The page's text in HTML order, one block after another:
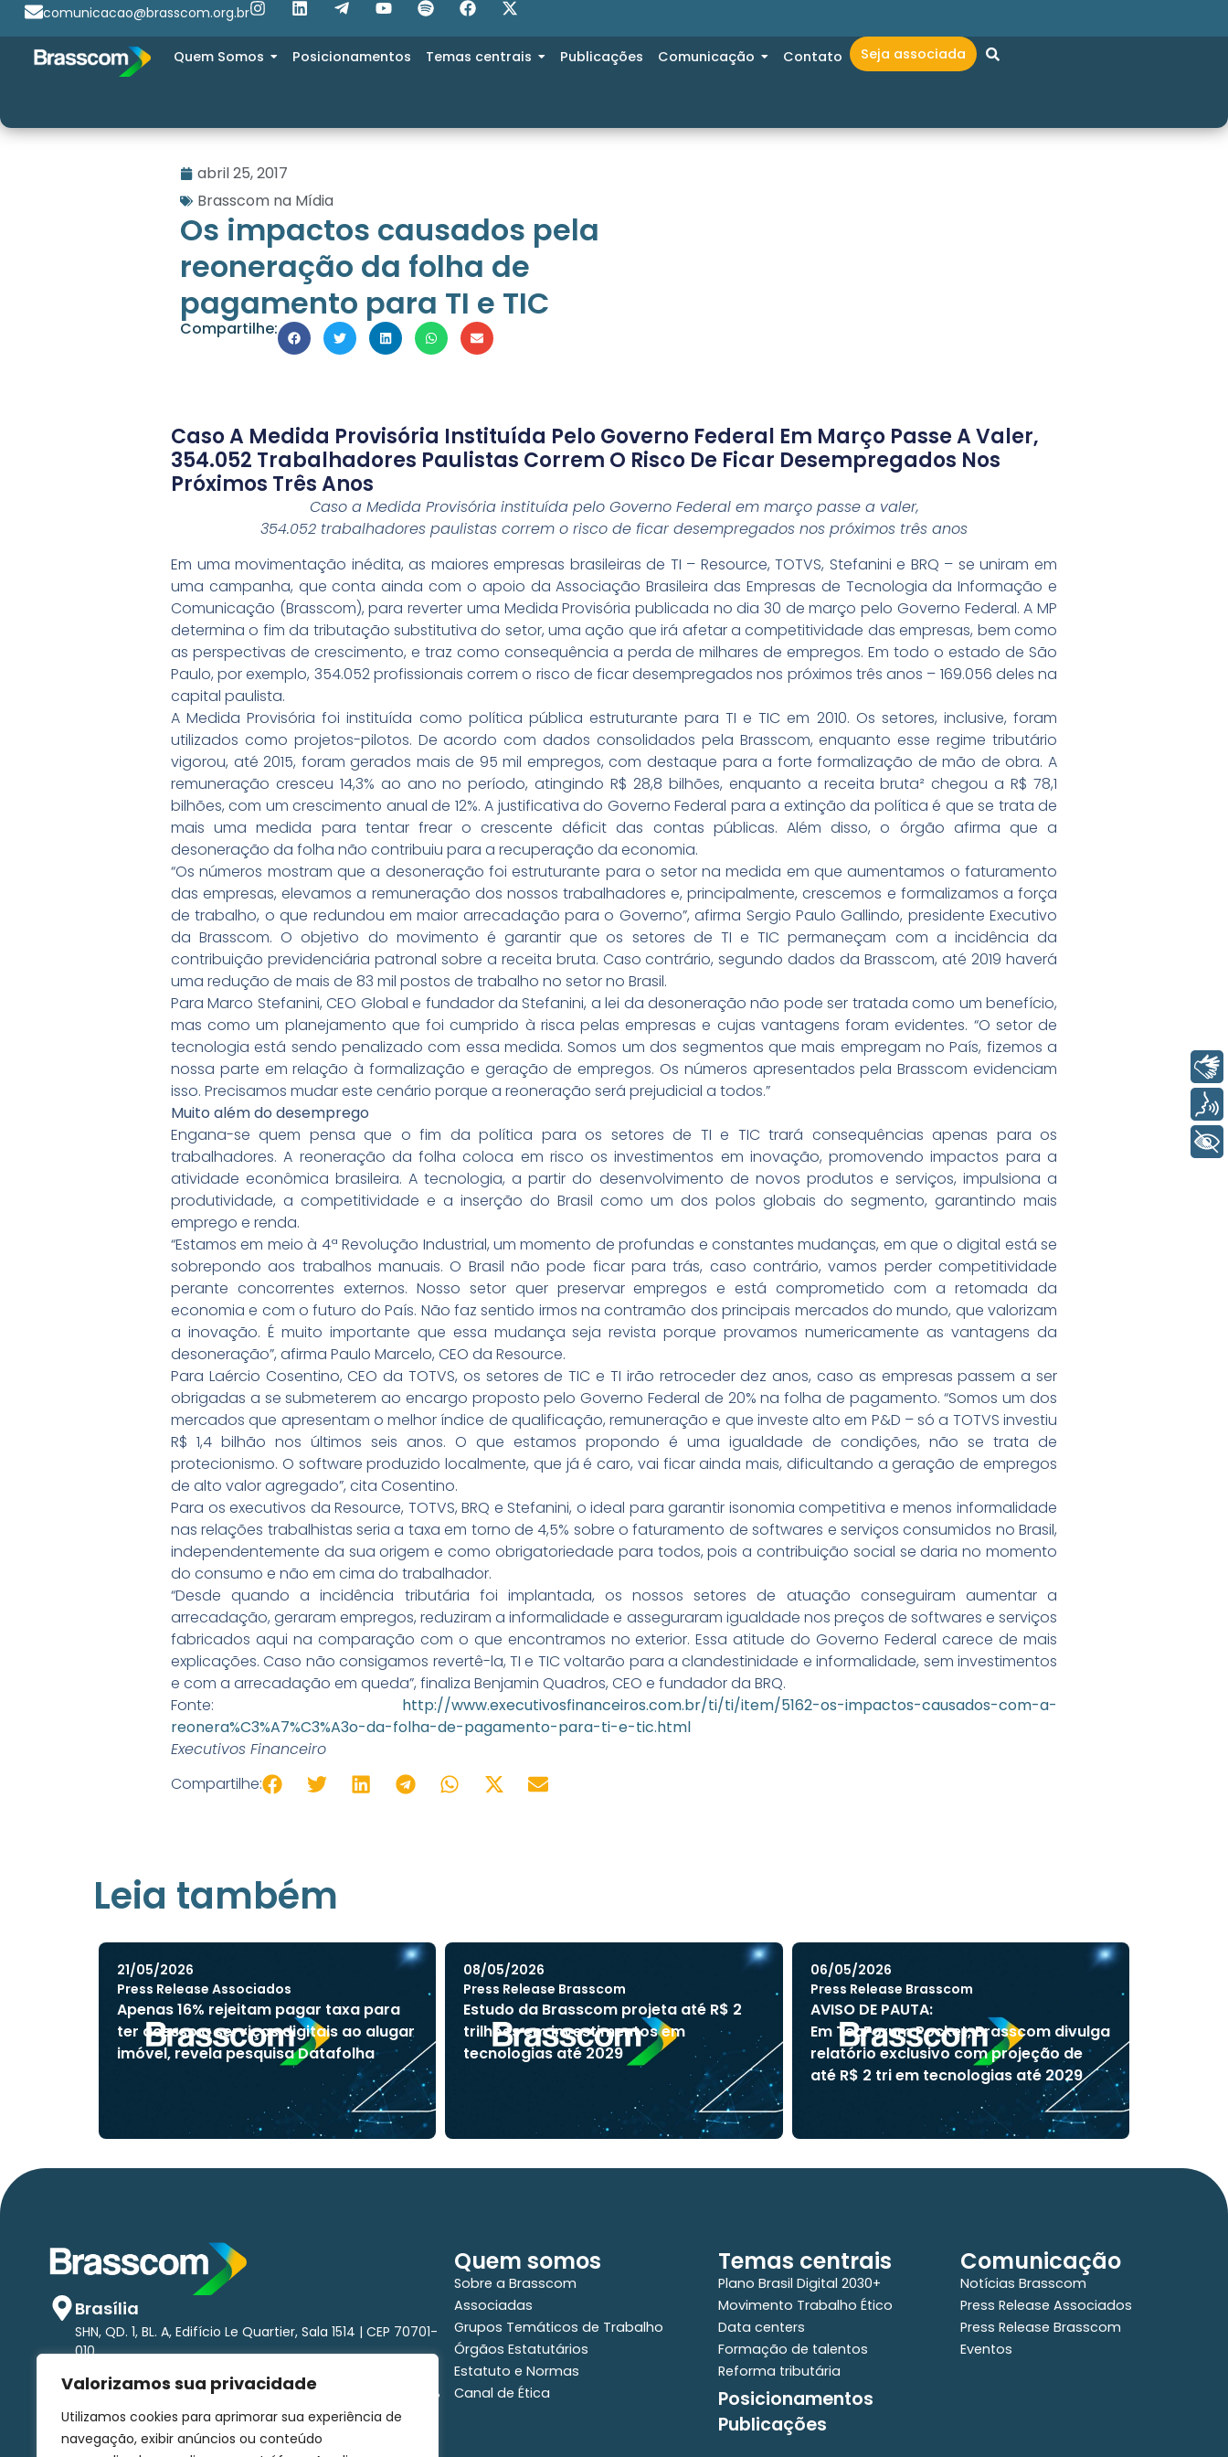
Valorizamos sua privacidade
Utilizamos cookies para aprimorar sua experiência de
navegação, exibir anúncios ou conteúdo
comunicacao@brasscom.org.br
Quem Somos Posicionamentos Temas centrais Publicações Comunicação Contato Seja associada
abril 25, 2017
Brasscom na Mídia
Os impactos causados pela
reoneração da folha de
pagamento para TI e TIC
Compartilhe:
Caso A Medida Provisória Instituída Pelo Governo Federal Em Março Passe A Valer,
354.052 Trabalhadores Paulistas Correm O Risco De Ficar Desempregados Nos
Próximos Três Anos
Caso a Medida Provisória instituída pelo Governo Federal em março passe a valer,
354.052 trabalhadores paulistas correm o risco de ficar desempregados nos próximos três anos
Em uma movimentação inédita, as maiores empresas brasileiras de TI – Resource, TOTVS, Stefanini e BRQ – se uniram em
uma campanha, que conta ainda com o apoio da Associação Brasileira das Empresas de Tecnologia da Informação e
Comunicação (Brasscom), para reverter uma Medida Provisória publicada no dia 30 de março pelo Governo Federal. A MP
determina o fim da tributação substitutiva do setor, uma ação que irá afetar a competitividade das empresas, bem como
as perspectivas de crescimento, e traz como consequência a perda de milhares de empregos. Em todo o estado de São
Paulo, por exemplo, 354.052 profissionais correm o risco de ficar desempregados nos próximos três anos – 169.056 deles na
capital paulista.
A Medida Provisória foi instituída como política pública estruturante para TI e TIC em 2010. Os setores, inclusive, foram
utilizados como projetos-pilotos. De acordo com dados consolidados pela Brasscom, enquanto esse regime tributário
vigorou, até 2015, foram gerados mais de 95 mil empregos, com destaque para a forte formalização de mão de obra. A
remuneração cresceu 14,3% ao ano no período, atingindo R$ 28,8 bilhões, enquanto a receita bruta² chegou a R$ 78,1
bilhões, com um crescimento anual de 12%. A justificativa do Governo Federal para a extinção da política é que se trata de
mais uma medida para tentar frear o crescente déficit das contas públicas. Além disso, o órgão afirma que a
desoneração da folha não contribuiu para a recuperação da economia.
“Os números mostram que a desoneração foi estruturante para o setor na medida em que aumentamos o faturamento
das empresas, elevamos a remuneração dos nossos trabalhadores e, principalmente, crescemos e formalizamos a força
de trabalho, o que redundou em maior arrecadação para o Governo”, afirma Sergio Paulo Gallindo, presidente Executivo
da Brasscom. O objetivo do movimento é garantir que os setores de TI e TIC permaneçam com a incidência da
contribuição previdenciária patronal sobre a receita bruta. Caso contrário, segundo dados da Brasscom, até 2019 haverá
uma redução de mais de 83 mil postos de trabalho no setor no Brasil.
Para Marco Stefanini, CEO Global e fundador da Stefanini, a lei da desoneração não pode ser tratada como um benefício,
mas como um planejamento que foi cumprido à risca pelas empresas e cujas vantagens foram evidentes. “O setor de
tecnologia está sendo penalizado com essa medida. Somos um dos segmentos que mais empregam no País, fizemos a
nossa parte em relação à formalização e geração de empregos. Os números apresentados pela Brasscom evidenciam
isso. Precisamos mudar este cenário porque a reoneração será prejudicial a todos.”
Muito além do desemprego
Engana-se quem pensa que o fim da política para os setores de TI e TIC trará consequências apenas para os
trabalhadores. A reoneração da folha coloca em risco os investimentos em inovação, promovendo impactos para a
atividade econômica brasileira. A tecnologia, a partir do desenvolvimento de novos produtos e serviços, impulsiona a
produtividade, a competitividade e a inserção do Brasil como um dos polos globais do segmento, garantindo mais
emprego e renda.
“Estamos em meio à 4ª Revolução Industrial, um momento de profundas e constantes mudanças, em que o digital está se
sobrepondo aos trabalhos manuais. O Brasil não pode ficar para trás, caso contrário, vamos perder competitividade
perante concorrentes externos. Nosso setor quer preservar empregos e está comprometido com a retomada da
economia e com o futuro do País. Não faz sentido irmos na contramão dos principais mercados do mundo, que valorizam
a inovação. É muito importante que essa mudança seja revista porque provamos numericamente as vantagens da
desoneração”, afirma Paulo Marcelo, CEO da Resource.
Para Laércio Cosentino, CEO da TOTVS, os setores de TIC e TI irão retroceder dez anos, caso as empresas passem a ser
obrigadas a se submeterem ao encargo proposto pelo Governo Federal de 20% na folha de pagamento. “Somos um dos
mercados que apresentam o melhor índice de qualificação, remuneração e que investe alto em P&D – só a TOTVS investiu
R$ 1,4 bilhão nos últimos seis anos. O que estamos propondo é uma igualdade de condições, não se trata de
protecionismo. O software produzido localmente, que já é caro, vai ficar ainda mais, dificultando a geração de empregos
de alto valor agregado”, cita Cosentino.
Para os executivos da Resource, TOTVS, BRQ e Stefanini, o ideal para garantir isonomia competitiva e menos informalidade
nas relações trabalhistas seria a taxa em torno de 4,5% sobre o faturamento de softwares e serviços consumidos no Brasil,
independentemente da sua origem e como obrigatoriedade para todos, pois a contribuição social se daria no momento
do consumo e não em cima do trabalhador.
“Desde quando a incidência tributária foi implantada, os nossos setores de atuação conseguiram aumentar a
arrecadação, geraram empregos, reduziram a informalidade e asseguraram igualdade nos preços de softwares e serviços
fabricados aqui na comparação com o que encontramos no exterior. Essa atitude do Governo Federal carece de mais
explicações. Caso não consigamos revertê-la, TI e TIC voltarão para a clandestinidade e informalidade, sem investimentos
e com a arrecadação em queda”, finaliza Benjamin Quadros, CEO e fundador da BRQ.
Fonte: http://www.executivosfinanceiros.com.br/ti/ti/item/5162-os-impactos-causados-com-a-
reonera%C3%A7%C3%A3o-da-folha-de-pagamento-para-ti-e-tic.html
Executivos Financeiro
Compartilhe:
Leia também
21/05/2026
Press Release Associados
Apenas 16% rejeitam pagar taxa para
ter acesso a serviços digitais ao alugar
imóvel, revela pesquisa Datafolha
08/05/2026
Press Release Brasscom
Estudo da Brasscom projeta até R$ 2
trilhões em investimentos em
tecnologias até 2029
06/05/2026
Press Release Brasscom
AVISO DE PAUTA:
Em TecForum Pocket, Brasscom divulga
relatório exclusivo com projeção de
até R$ 2 tri em tecnologias até 2029
Brasília
SHN, QD. 1, BL. A, Edifício Le Quartier, Sala 1514 | CEP 70701-
010
São Paulo
Av. Brigadeiro Faria Lima, 1.485 - Pinheiros Torre norte - 2°
andar | CEP 01452-002
comunicacao@brasscom.org.br
Quem somos
Sobre a Brasscom
Associadas
Grupos Temáticos de Trabalho
Órgãos Estatutários
Estatuto e Normas
Canal de Ética
Temas centrais
Plano Brasil Digital 2030+
Movimento Trabalho Ético
Data centers
Formação de talentos
Reforma tributária
Posicionamentos
Publicações
Comunicação
Notícias Brasscom
Press Release Associados
Press Release Brasscom
Eventos
+ Acessibilidade